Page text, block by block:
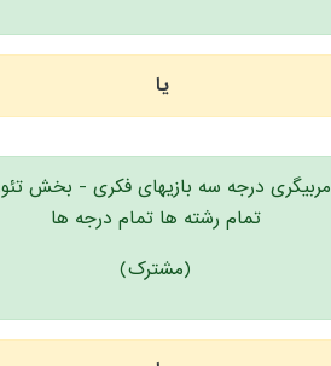
یا
مربیگری درجه سه بازیهای فکری - بخش
تمام رشته ها تمام درجه ها
(مشترک)